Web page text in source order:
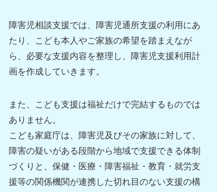
障害児相談支援では、障害児通所支援の利用にあ
たり、こども本人やご家族の希望を踏まえなが
ら、必要な支援内容を整理し、障害児支援利用計
画を作成していきます。
また、こども支援は福祉だけで完結するものでは
ありません。
こども家庭庁は、障害児及びその家族に対して、
障害の疑いがある段階から地域で支援できる体制
づくりと、保健・医療・障害福祉・教育・就労支
援等の関係機関が連携した切れ目のない支援の構